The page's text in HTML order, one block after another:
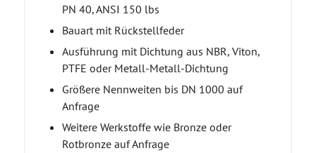
PN 40, ANSI 150 lbs
Bauart mit Rückstellfeder
Ausführung mit Dichtung aus NBR, Viton,
PTFE oder Metall-Metall-Dichtung
Größere Nennweiten bis DN 1000 auf
Anfrage
Weitere Werkstoffe wie Bronze oder
Rotbronze auf Anfrage